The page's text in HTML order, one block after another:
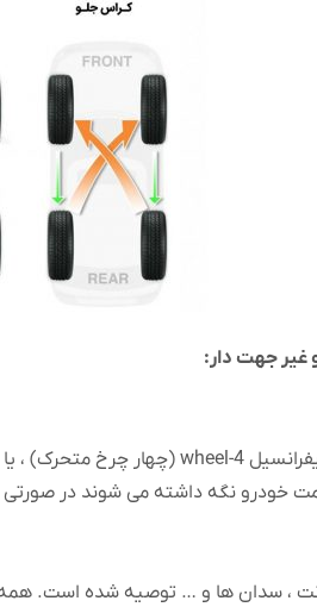
غیر جهت دار:
خودرو نگه داشته می شوند در
، سدان ها و … توصیه شده است.